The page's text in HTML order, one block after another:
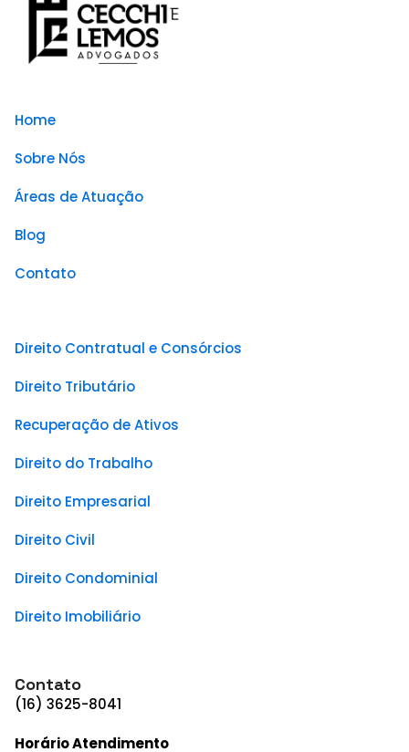
Home
Sobre Nós
Áreas de Atuação
Blog
Contato
Direito Contratual e Consórcios
Direito Tributário
Recuperação de Ativos
Direito do Trabalho
Direito Empresarial
Direito Civil
Direito Condominial
Direito Imobiliário
Contato
(16) 3625-8041
Horário Atendimento